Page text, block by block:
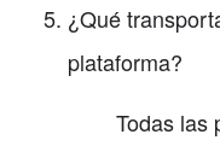
¿Qué
plataforma?
Todas las